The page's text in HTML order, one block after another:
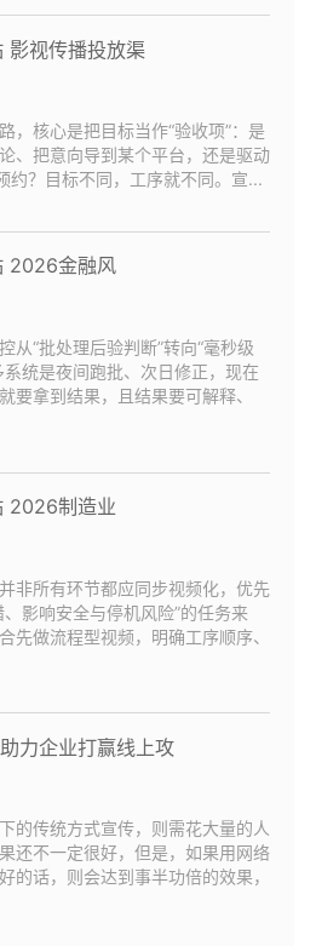
影视传播投放渠
，核心是把目标当作“验收项”：是
、把意向导到某个平台，还是驱动
约？目标不同，工序就不同。宣...
2026金融风
从“批处理后验判断”转向“毫秒级
统是夜间跑批、次日修正，现在
要拿到结果，且结果要可解释、
2026制造业
非所有环节都应同步视频化，优先
影响安全与停机风险”的任务来
先做流程型视频，明确工序顺序、
力企业打赢线上攻
的传统方式宣传，则需花大量的人
还不一定很好，但是，如果用网络
的话，则会达到事半功倍的效果，